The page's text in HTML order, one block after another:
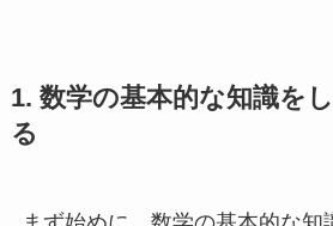
1. 数学の基本的な知識を
る